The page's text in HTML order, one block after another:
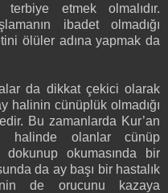
etmek olmalıdır.
ibadet olmadığı
ölüler adına yapmak da
da dikkat çekici olarak
halinin cünüplük olmadığı
Bu zamanlarda Kur’an
halinde olanlar cünüp
dokunup okumasında bir
da ay başı bir hastalık
de orucunu kazaya